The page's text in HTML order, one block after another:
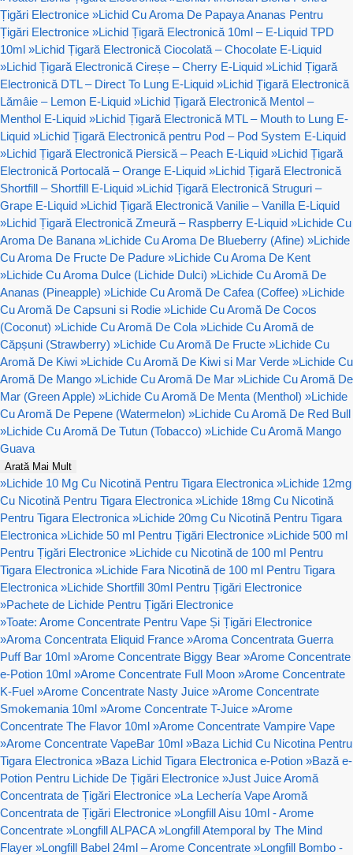
Țigări Electronice »Lichid Cu Aroma De Papaya Ananas Pentru
Țigări Electronice »Lichid Țigară Electronică 10ml – E-Liquid TPD
10ml »Lichid Țigară Electronică Ciocolată – Chocolate E-Liquid
»Lichid Țigară Electronică Cireșe – Cherry E-Liquid »Lichid Țigară
Electronică DTL – Direct To Lung E-Liquid »Lichid Țigară Electronică
Lămâie – Lemon E-Liquid »Lichid Țigară Electronică Mentol –
Menthol E-Liquid »Lichid Țigară Electronică MTL – Mouth to Lung E-
Liquid »Lichid Țigară Electronică pentru Pod – Pod System E-Liquid
»Lichid Țigară Electronică Piersică – Peach E-Liquid »Lichid Țigară
Electronică Portocală – Orange E-Liquid »Lichid Țigară Electronică
Shortfill – Shortfill E-Liquid »Lichid Țigară Electronică Struguri –
Grape E-Liquid »Lichid Țigară Electronică Vanilie – Vanilla E-Liquid
»Lichid Țigară Electronică Zmeură – Raspberry E-Liquid »Lichide Cu
Aroma De Banana »Lichide Cu Aroma De Blueberry (Afine) »Lichide
Cu Aroma De Fructe De Padure »Lichide Cu Aroma De Kent
»Lichide Cu Aroma Dulce (Lichide Dulci) »Lichide Cu Aromă De
Ananas (Pineapple) »Lichide Cu Aromă De Cafea (Coffee) »Lichide
Cu Aromă De Capsuni si Rodie »Lichide Cu Aromă De Cocos
(Coconut) »Lichide Cu Aromă De Cola »Lichide Cu Aromă de
Căpșuni (Strawberry) »Lichide Cu Aromă De Fructe »Lichide Cu
Aromă De Kiwi »Lichide Cu Aromă De Kiwi si Mar Verde »Lichide Cu
Aromă De Mango »Lichide Cu Aromă De Mar »Lichide Cu Aromă De
Mar (Green Apple) »Lichide Cu Aromă De Menta (Menthol) »Lichide
Cu Aromă De Pepene (Watermelon) »Lichide Cu Aromă De Red Bull
»Lichide Cu Aromă De Tutun (Tobacco) »Lichide Cu Aromă Mango
Guava
Arată Mai Mult
»Lichide 10 Mg Cu Nicotină Pentru Tigara Electronica »Lichide 12mg
Cu Nicotină Pentru Tigara Electronica »Lichide 18mg Cu Nicotină
Pentru Tigara Electronica »Lichide 20mg Cu Nicotină Pentru Tigara
Electronica »Lichide 50 ml Pentru Țigări Electronice »Lichide 500 ml
Pentru Țigări Electronice »Lichide cu Nicotină de 100 ml Pentru
Tigara Electronica »Lichide Fara Nicotină de 100 ml Pentru Tigara
Electronica »Lichide Shortfill 30ml Pentru Țigări Electronice
»Pachete de Lichide Pentru Țigări Electronice
»Toate: Arome Concentrate Pentru Vape Și Țigări Electronice
»Aroma Concentrata Eliquid France »Aroma Concentrata Guerra
Puff Bar 10ml »Arome Concentrate Biggy Bear »Arome Concentrate
e-Potion 10ml »Arome Concentrate Full Moon »Arome Concentrate
K-Fuel »Arome Concentrate Nasty Juice »Arome Concentrate
Smokemania 10ml »Arome Concentrate T-Juice »Arome
Concentrate The Flavor 10ml »Arome Concentrate Vampire Vape
»Arome Concentrate VapeBar 10ml »Baza Lichid Cu Nicotina Pentru
Tigara Electronica »Baza Lichid Tigara Electronica e-Potion »Bază e-
Potion Pentru Lichide De Țigări Electronice »Just Juice Aromă
Concentrata de Țigări Electronice »La Lechería Vape Aromă
Concentrata de Țigări Electronice »Longfill Aisu 10ml - Arome
Concentrate »Longfill ALPACA »Longfill Atemporal by The Mind
Flayer »Longfill Babel 24ml – Arome Concentrate »Longfill Bombo -